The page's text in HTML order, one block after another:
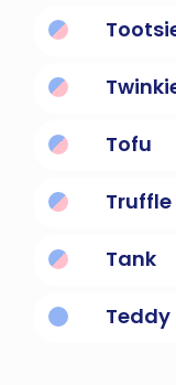
sintética
Tofu
de soja
Truffle
Tank
Teddy